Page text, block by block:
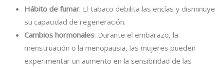
Hábito de fumar: El tabaco debilita las encías y disminuye
su capacidad de regeneración.
Cambios hormonales: Durante el embarazo, la
menstruación o la menopausia, las mujeres pueden
experimentar un aumento en la sensibilidad de las